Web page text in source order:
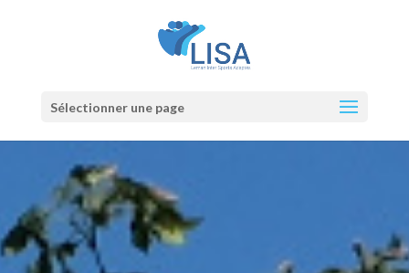
Sélectionner une page